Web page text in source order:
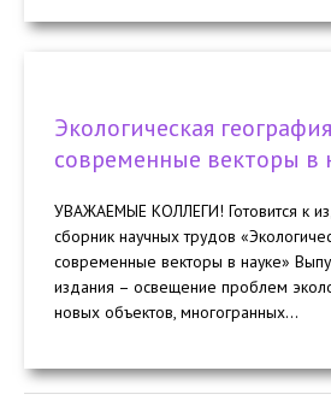
Экологическая
современные векторы в
УВАЖАЕМЫЕ КОЛЛЕГИ! Готовится к
сборник научных трудов
современные векторы в науке»
издания – освещение проблем
новых объектов, многогранных...